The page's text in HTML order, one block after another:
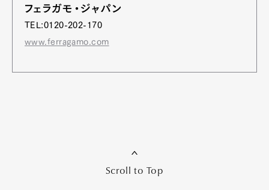
フェラガモ・ジャパン
TEL:0120-202-170
www.ferragamo.com
Scroll to Top